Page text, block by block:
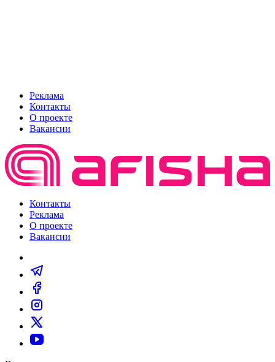
Реклама
Контакты
О проекте
Вакансии
Контакты
Реклама
О проекте
Вакансии